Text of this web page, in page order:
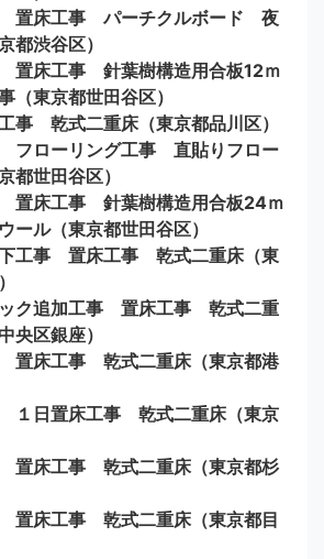
置床工事 パーチクルボード 夜
都渋谷区）
置床工事 針葉樹構造用合板12ｍ
東京都世田谷区）
事 乾式二重床（東京都品川区）
フローリング工事 直貼りフロー
都世田谷区）
置床工事 針葉樹構造用合板24ｍ
ル（東京都世田谷区）
工事 置床工事 乾式二重床（東
ク追加工事 置床工事 乾式二重
央区銀座）
置床工事 乾式二重床（東京都港
１日置床工事 乾式二重床（東京
置床工事 乾式二重床（東京都杉
置床工事 乾式二重床（東京都目